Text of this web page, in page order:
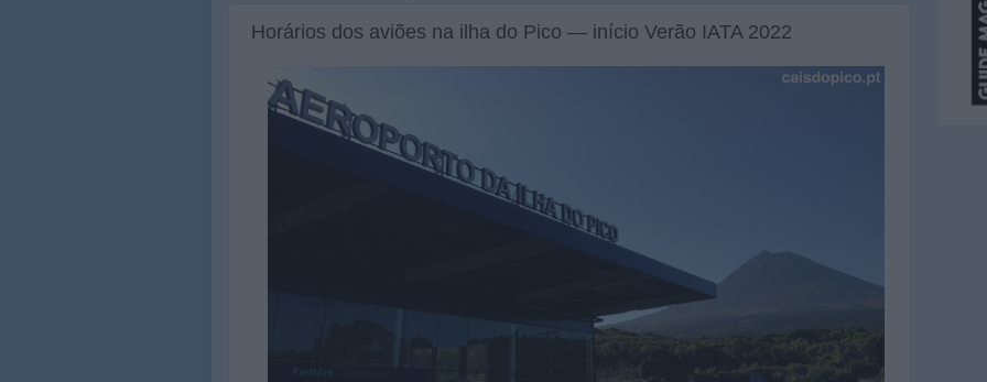
Horários dos aviões na ilha do Pico — início Verão IATA 2022